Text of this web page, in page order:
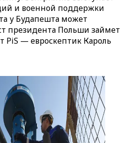
и военной поддержки
у Будапешта может
президента Польши займет
PiS — евроскептик Кароль